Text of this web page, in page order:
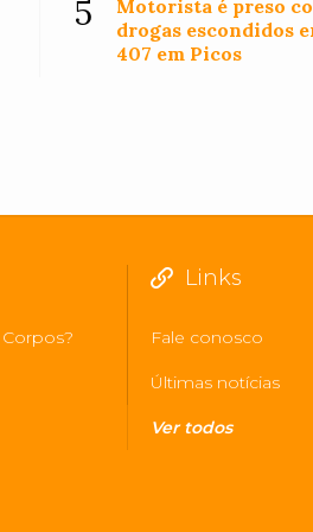
5
Motorista é preso
drogas escondidos
407 em Picos
Links
Fale conosco
Últimas notícias
Ver todos